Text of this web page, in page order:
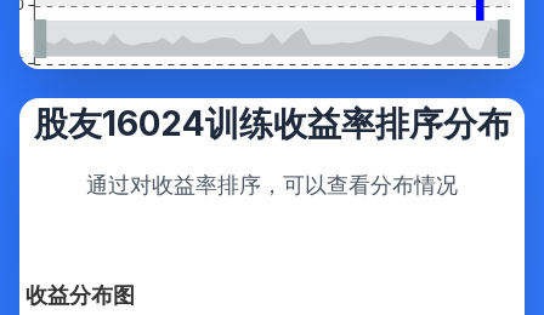
股友16024训练收益率排序分布
通过对收益率排序，可以查看分布情况